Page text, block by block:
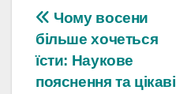
Навігація
записів
Чому восени
більше хочеться
їсти: Наукове
пояснення та цікаві